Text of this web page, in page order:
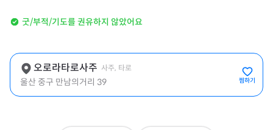
굿/부적/기도를 권유하지 않았어요
오로라타로사주 사주, 타로
울산 중구 만남의거리 39 찜하기